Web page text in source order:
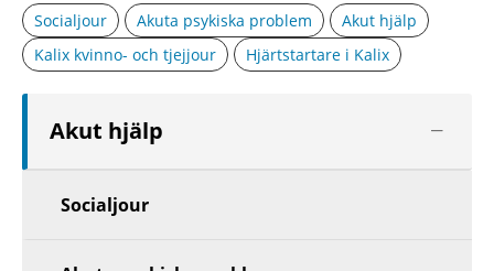
Socialjour Akuta psykiska problem
Akut hjälp
Kalix kvinno- och tjejjour
Hjärtstartare i Kalix
Akut hjälp
Socialjour